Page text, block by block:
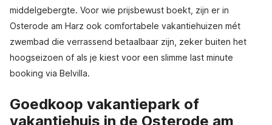
middelgebergte. Voor wie prijsbewust boekt, zijn er in
Osterode am Harz ook comfortabele vakantiehuizen mét
zwembad die verrassend betaalbaar zijn, zeker buiten het
hoogseizoen of als je kiest voor een slimme last minute
booking via Belvilla.
Goedkoop vakantiepark of
vakantiehuis in de Osterode am